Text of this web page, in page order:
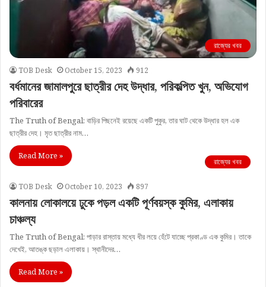
রাজ্যের খবর
TOB Desk October 15, 2023 912
বর্ধমানের জামালপুরে ছাত্রীর দেহ উদ্ধার, পরিকল্পিত খুন, অভিযোগ
পরিবারের
The Truth of Bengal: বাড়ির পিছনেই রয়েছে একটি পুকুর, তার ঘাট থেকে উদ্ধার হল এক
ছাত্রীর দেহ। মৃত ছাত্রীর নাম…
Read More »
রাজ্যের খবর
TOB Desk October 10, 2023 897
কালনায় লোকালয়ে ঢুকে পড়ল একটি পূর্ণবয়স্ক কুমির, এলাকায়
চাঞ্চল্য
The Truth of Bengal: পাড়ার রাস্তায় মধ্যে ধীর লয়ে হেঁটে যাচ্ছে প্রকাণ্ড এক কুমির। তাকে
দেখেই, আতঙ্ক ছড়াল এলাকায়। স্থানীদের…
Read More »